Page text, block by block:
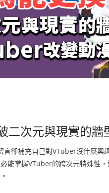
二次元與現實的
言卻補充自己對VTuber沒什麼
能掌握VTuber的跨次元特殊性